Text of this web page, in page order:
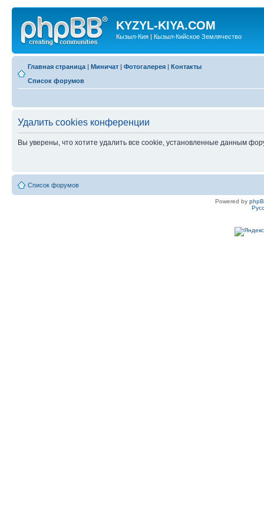
KYZYL-KIYA.COM
Кызыл-Кия | Кызыл-Кийское Землячество
Главная страница | Миничат | Фотогалерея | Контакты
Список форумов
Удалить cookies конференции
Вы уверены, что хотите удалить все cookie, установленные данным
Список форумов
Powered by